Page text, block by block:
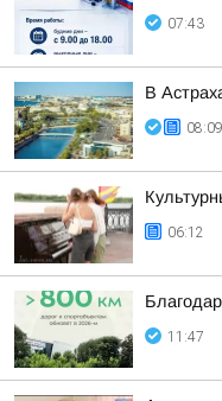
07:43
В
08:09
06:12
11:47